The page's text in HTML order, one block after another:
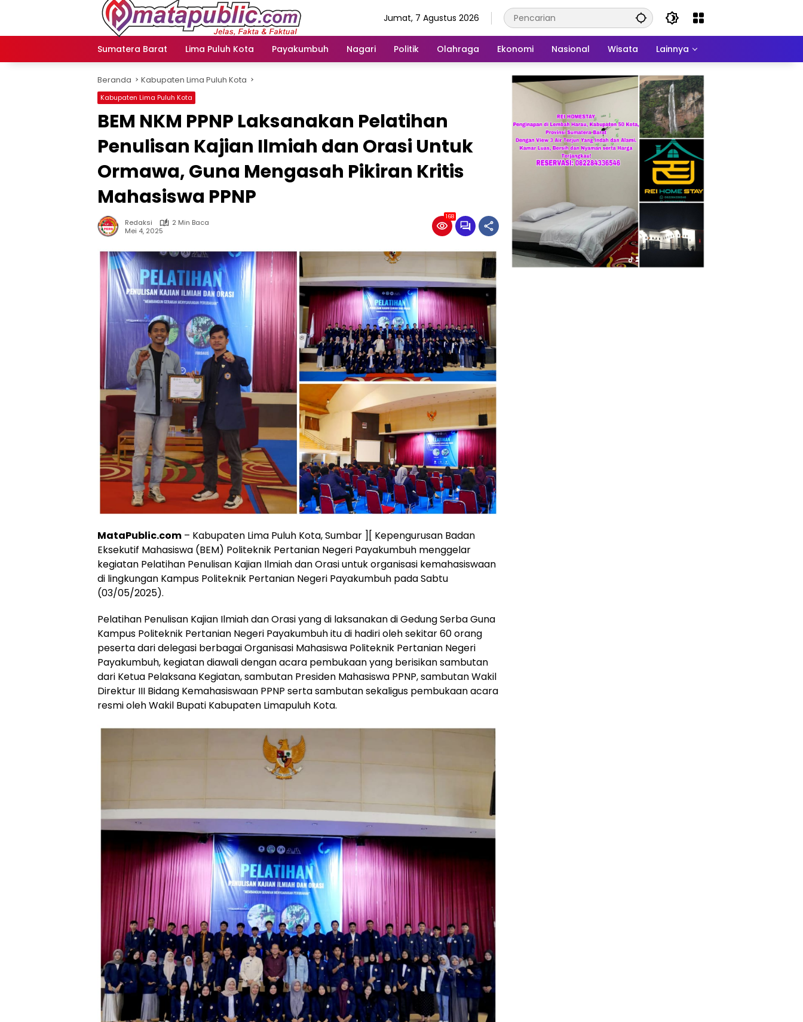
Jumat, 7 Agustus 2026
Sumatera Barat Lima Puluh Kota Payakumbuh Nagari Politik Olahraga Ekonomi Nasional Wisata Lainnya
Beranda Kabupaten Lima Puluh Kota
Kabupaten Lima Puluh Kota
BEM NKM PPNP Laksanakan Pelatihan
Penulisan Kajian Ilmiah dan Orasi Untuk
Ormawa, Guna Mengasah Pikiran Kritis
Mahasiswa PPNP
Redaksi
2 Min Baca
Mei 4, 2025
168
MataPublic.com – Kabupaten Lima Puluh Kota, Sumbar ][ Kepengurusan Badan
Eksekutif Mahasiswa (BEM) Politeknik Pertanian Negeri Payakumbuh menggelar
kegiatan Pelatihan Penulisan Kajian Ilmiah dan Orasi untuk organisasi kemahasiswaan
di lingkungan Kampus Politeknik Pertanian Negeri Payakumbuh pada Sabtu
(03/05/2025).
Pelatihan Penulisan Kajian Ilmiah dan Orasi yang di laksanakan di Gedung Serba Guna
Kampus Politeknik Pertanian Negeri Payakumbuh itu di hadiri oleh sekitar 60 orang
peserta dari delegasi berbagai Organisasi Mahasiswa Politeknik Pertanian Negeri
Payakumbuh, kegiatan diawali dengan acara pembukaan yang berisikan sambutan
dari Ketua Pelaksana Kegiatan, sambutan Presiden Mahasiswa PPNP, sambutan Wakil
Direktur III Bidang Kemahasiswaan PPNP serta sambutan sekaligus pembukaan acara
resmi oleh Wakil Bupati Kabupaten Limapuluh Kota.